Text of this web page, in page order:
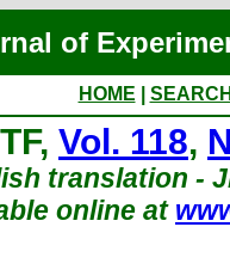
of
HOME
Vol. 118,
translation -
online at